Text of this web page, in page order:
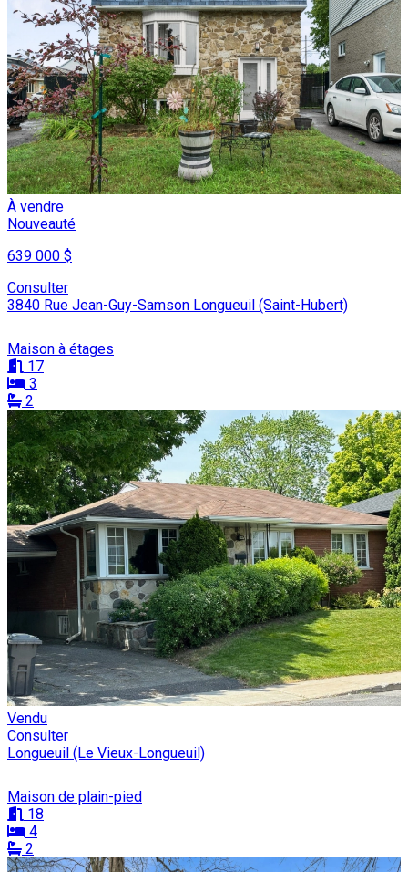
À vendre
Nouveauté
639 000 $
Consulter
3840 Rue Jean-Guy-Samson Longueuil (Saint-Hubert)
Maison à étages
17
3
2
Vendu
Consulter
Longueuil (Le Vieux-Longueuil)
Maison de plain-pied
18
4
2